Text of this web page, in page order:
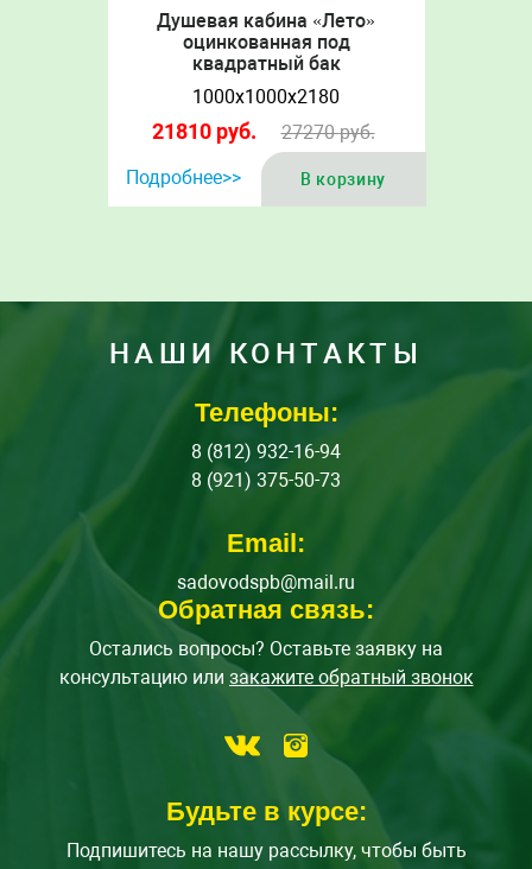
Душевая кабина «Лето»
оцинкованная под
квадратный бак
1000х1000х2180
21810 руб. 27270руб.
Подробнее>>
В корзину
НАШИ КОНТАКТЫ
Телефоны:
8 (812) 932-16-94
8 (921) 375-50-73
Email:
sadovodspb@mail.ru
Обратная связь:
Остались вопросы? Оставьте заявку на
консультацию или закажите обратный звонок
Будьте в курсе:
Подпишитесь на нашу рассылку, чтобы быть